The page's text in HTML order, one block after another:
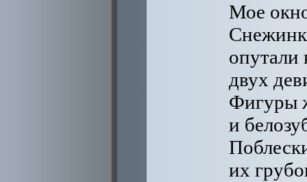
Мое
опутали
двух
Фигуры
и
их